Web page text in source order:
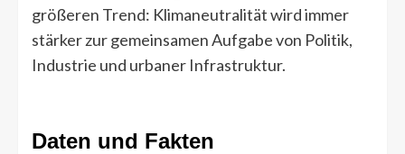
größeren Trend: Klimaneutralität wird immer
stärker zur gemeinsamen Aufgabe von Politik,
Industrie und urbaner Infrastruktur.
Daten und Fakten